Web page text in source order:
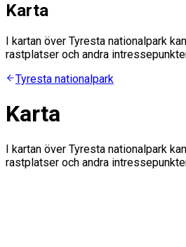
Karta
I kartan över Tyresta nationalpark
rastplatser och andra
Tyresta nationalpark
Karta
I kartan över Tyresta nationalpark
rastplatser och andra